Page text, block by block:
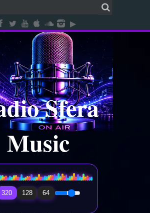
Sfera
Music
Radio Sfera Music
320 128 64